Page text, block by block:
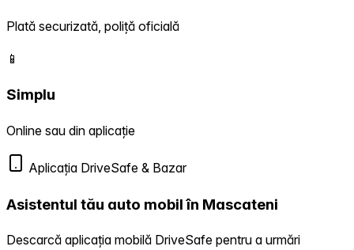
Plată securizată, poliță oficială
📱
Simplu
Online sau din aplicație
Aplicația DriveSafe & Bazar
Asistentul tău auto mobil în Mascateni
Descarcă aplicația mobilă DriveSafe pentru a urmări